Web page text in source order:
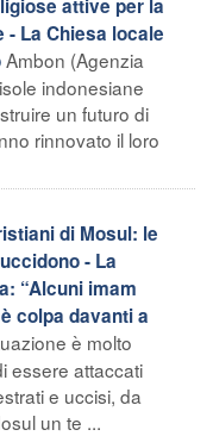
attive per la
La Chiesa locale
Ambon (Agenzia
indonesiane
un futuro di
rinnovato il loro
di Mosul: le
- La
“Alcuni imam
colpa davanti a
è molto
essere attaccati
e uccisi, da
un te ...